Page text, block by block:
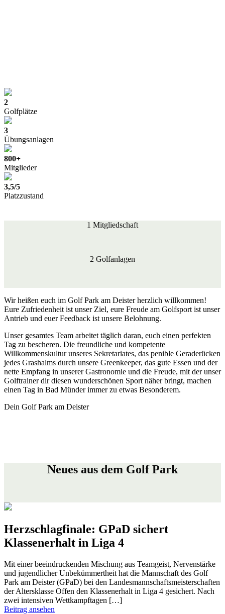
2
Golfplätze
3
Übungsanlagen
800+
Mitglieder
3,5/5
Platzzustand
1 Mitgliedschaft
2 Golfanlagen
Wir heißen euch im Golf Park am Deister herzlich willkommen!
Eure Zufriedenheit ist unser Ziel, eure Freude am Golfsport ist unser
Antrieb und euer Feedback ist unsere Belohnung.
Unser gesamtes Team arbeitet täglich daran, euch einen perfekten
Tag zu bescheren. Die freundliche und kompetente
Willkommenskultur unseres Sekretariates, das penible Geraderücken
jedes Grashalms durch unsere Greenkeeper, das gute Essen und der
nette Empfang in unserer Gastronomie und die Freude, mit der unser
Golftrainer dir diesen wunderschönen Sport näher bringt, machen
einen Tag in Bad Münder immer zu etwas Besonderem.
Dein GolfPark am Deister
Neues aus dem Golf Park
Herzschlagfinale: GPaD sichert
Klassenerhalt in Liga 4
Mit einer beeindruckenden Mischung aus Teamgeist, Nervenstärke
und jugendlicher Unbekümmertheit hat die Mannschaft des Golf
Park am Deister (GPaD) bei den Landesmannschaftsmeisterschaften
der Altersklasse Offen den Klassenerhalt in Liga 4 gesichert. Nach
zwei intensiven Wettkampftagen […]
Beitrag ansehen